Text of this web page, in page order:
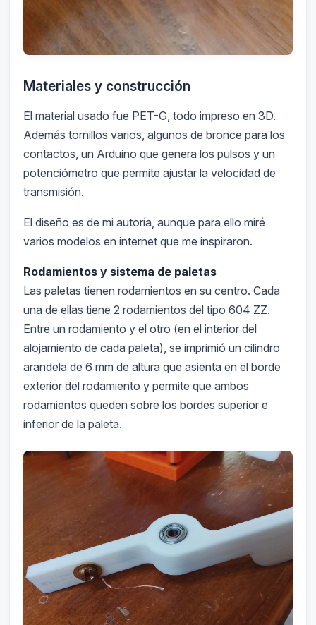
Materiales y construcción
El material usado fue PET-G, todo impreso en 3D.
Además tornillos varios, algunos de bronce para los
contactos, un Arduino que genera los pulsos y un
potenciómetro que permite ajustar la velocidad de
transmisión.
El diseño es de mi autoría, aunque para ello miré
varios modelos en internet que me inspiraron.
Rodamientos y sistema de paletas
Las paletas tienen rodamientos en su centro. Cada
una de ellas tiene 2 rodamientos del tipo 604 ZZ.
Entre un rodamiento y el otro (en el interior del
alojamiento de cada paleta), se imprimió un cilindro
arandela de 6 mm de altura que asienta en el borde
exterior del rodamiento y permite que ambos
rodamientos queden sobre los bordes superior e
inferior de la paleta.